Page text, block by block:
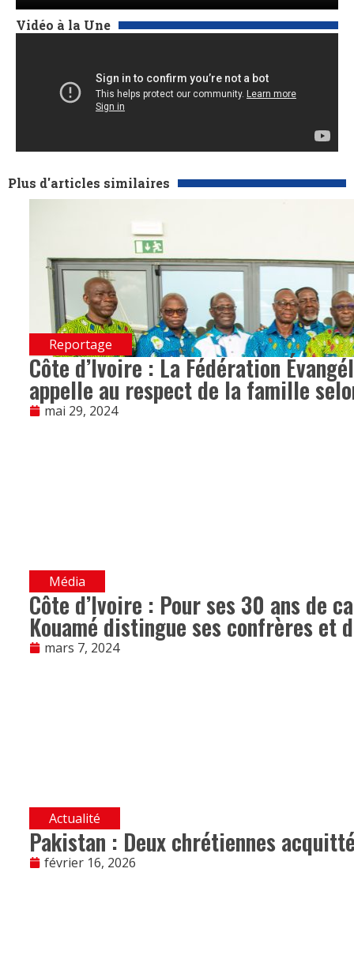
Vidéo à la Une
Plus d'articles similaires
Reportage
Côte d’Ivoire : La Fédération
appelle au respect de la famille
mai 29, 2024
Média
Côte d’Ivoire : Pour ses 30 ans de
Kouamé distingue ses confrères et
mars 7, 2024
Actualité
Pakistan : Deux chrétiennes
février 16, 2026